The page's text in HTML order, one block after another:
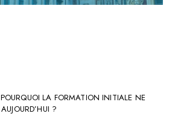
LA FORMATION INITIALE NE
?